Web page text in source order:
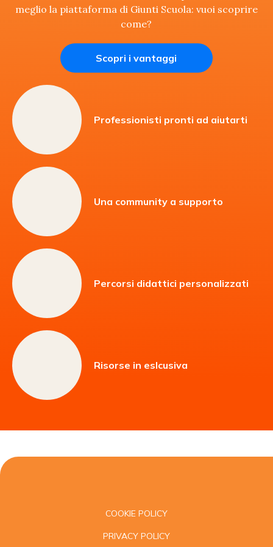
meglio la piattaforma di Giunti Scuola: vuoi scoprire
come?
Scopri i vantaggi
Professionisti pronti ad aiutarti
Una community a supporto
Percorsi didattici personalizzati
Risorse in eslcusiva
COOKIE POLICY
PRIVACY POLICY